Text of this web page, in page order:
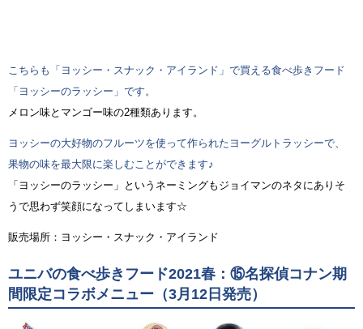
こちらも「ヨッシー・スナック・アイランド」で買える食べ歩きフード
「ヨッシーのラッシー」です。
メロン味とマンゴー味の2種類あります。
ヨッシーの大好物のフルーツを使って作られたヨーグルトラッシーで、
果物の味を最大限に楽しむことができます♪
「ヨッシーのラッシー」というネーミングもジョイマンのネタにありそ
うで思わず笑顔になってしまいます☆
販売場所：ヨッシー・スナック・アイランド
ユニバの食べ歩きフード2021春：⑮名探偵コナン期
間限定コラボメニュー（3月12日発売）